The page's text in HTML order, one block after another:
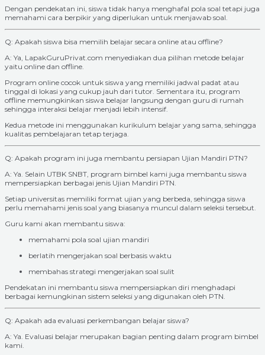
Dengan pendekatan ini, siswa tidak hanya menghafal pola soal tetapi juga
memahami cara berpikir yang diperlukan untuk menjawab soal.
Q: Apakah siswa bisa memilih belajar secara online atau offline?
A: Ya, LapakGuruPrivat.com menyediakan dua pilihan metode belajar
yaitu online dan offline.
Program online cocok untuk siswa yang memiliki jadwal padat atau
tinggal di lokasi yang cukup jauh dari tutor. Sementara itu, program
offline memungkinkan siswa belajar langsung dengan guru di rumah
sehingga interaksi belajar menjadi lebih intensif.
Kedua metode ini menggunakan kurikulum belajar yang sama, sehingga
kualitas pembelajaran tetap terjaga.
Q: Apakah program ini juga membantu persiapan Ujian Mandiri PTN?
A: Ya. Selain UTBK SNBT, program bimbel kami juga membantu siswa
mempersiapkan berbagai jenis Ujian Mandiri PTN.
Setiap universitas memiliki format ujian yang berbeda, sehingga siswa
perlu memahami jenis soal yang biasanya muncul dalam seleksi tersebut.
Guru kami akan membantu siswa:
memahami pola soal ujian mandiri
berlatih mengerjakan soal berbasis waktu
membahas strategi mengerjakan soal sulit
Pendekatan ini membantu siswa mempersiapkan diri menghadapi
berbagai kemungkinan sistem seleksi yang digunakan oleh PTN.
Q: Apakah ada evaluasi perkembangan belajar siswa?
A: Ya. Evaluasi belajar merupakan bagian penting dalam program bimbel
kami.